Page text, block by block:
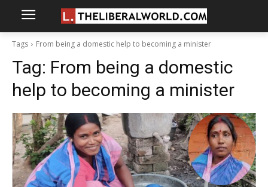
Tags From being a domestic help to becoming a minister
Tag: From being a domestic
help to becoming a minister